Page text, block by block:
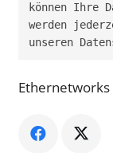
können Ihre
werden
unseren